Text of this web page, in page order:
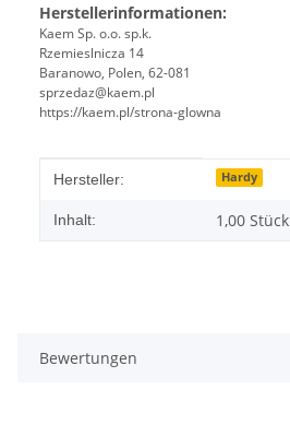
Herstellerinformationen:
Kaem Sp. o.o. sp.k.
Rzemieslnicza 14
Baranowo, Polen, 62-081
sprzedaz@kaem.pl
https://kaem.pl/strona-glowna
Produkteigenschaft
Wert
Hersteller: Hardy
Inhalt: 1,00 Stück
Bewertungen